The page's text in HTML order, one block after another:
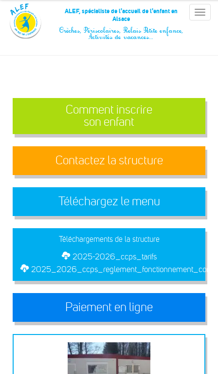
Panneau de gestion des cookies
Toggle
ALEF, spécialiste de l'accueil de l'enfant en
Alsace
Crèches, Périscolaires, Relais Petite enfance,
Activités de vacances…
Comment inscrire
son enfant
Contactez la structure
Téléchargez le menu
Téléchargements de la structure
2025-2026_ccps_tarifs
Paiement en ligne